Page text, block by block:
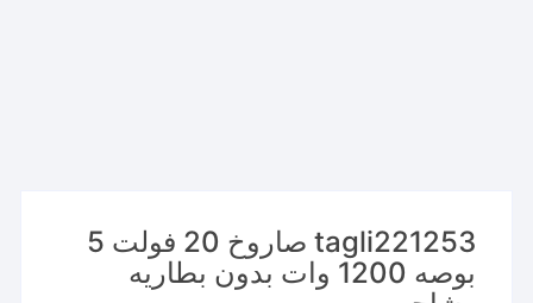
tagli221253 صاروخ 20 فولت 5
بوصه 1200 وات بدون بطاريه